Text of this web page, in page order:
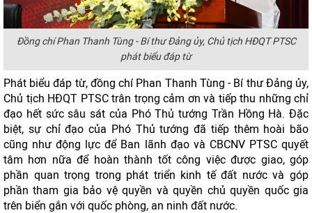
Đồng chí Phan Thanh Tùng - Bí thư Đảng ủy, Chủ tịch HĐQT PTSC
phát biểu đáp từ
Phát biểu đáp từ, đồng chí Phan Thanh Tùng - Bí thư Đảng ủy,
Chủ tịch HĐQT PTSC trân trọng cảm ơn và tiếp thu những chỉ
đạo hết sức sâu sát của Phó Thủ tướng Trần Hồng Hà. Đặc
biệt, sự chỉ đạo của Phó Thủ tướng đã tiếp thêm hoài bão
cũng như động lực để Ban lãnh đạo và CBCNV PTSC quyết
tâm hơn nữa để hoàn thành tốt công việc được giao, góp
phần quan trọng trong phát triển kinh tế đất nước và góp
phần tham gia bảo vệ quyền và quyền chủ quyền quốc gia
trên biển gắn với quốc phòng, an ninh đất nước.